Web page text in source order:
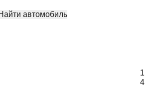
Найти автомобиль